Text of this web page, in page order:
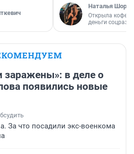
Наталья
Открыла
деньги
заражены»: в деле о
появились новые
За что посадили экс-военкома